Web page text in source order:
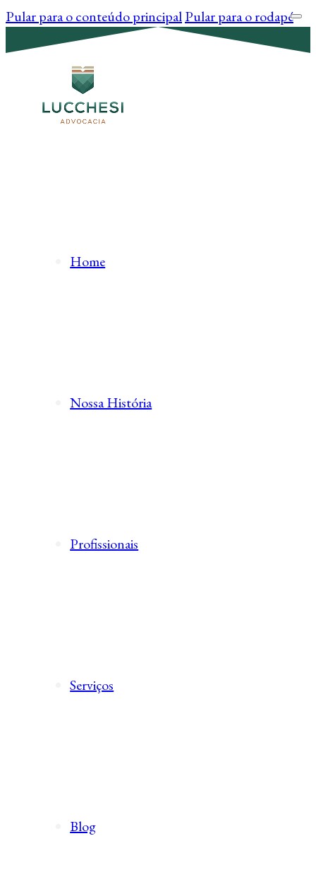
Pular para o conteúdo principalPular para o rodapé
Home
Nossa História
Profissionais
Serviços
Blog